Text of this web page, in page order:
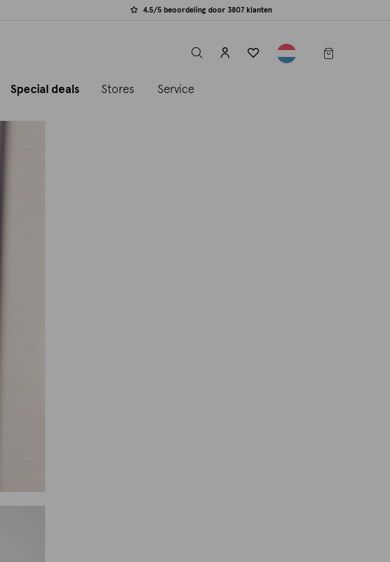
4.5/5 beoordeling door 3807 klanten
label.header.toggle
Special deals Stores Service